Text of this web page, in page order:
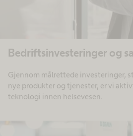
Bedriftsinvesteringer og
Gjennom målrettede investeringer,
nye produkter og tjenester, er vi
teknologi innen helsevesen.